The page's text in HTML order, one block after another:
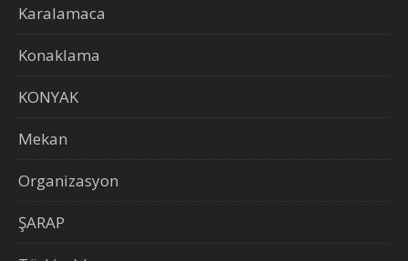
Karalamaca
Konaklama
KONYAK
Mekan
Organizasyon
ŞARAP